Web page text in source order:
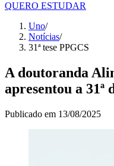
QUERO ESTUDAR
Uno/
Notícias/
31ª tese PPGCS
A doutoranda
apresentou a 31ª
Publicado em 13/08/2025